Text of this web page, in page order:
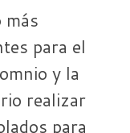
más
para el
y la
realizar
para